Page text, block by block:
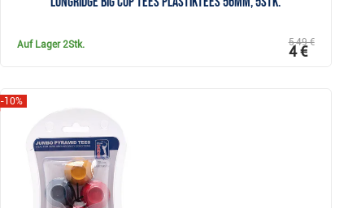
Auf Lager2Stk. 5,49 €
4 €
-10%